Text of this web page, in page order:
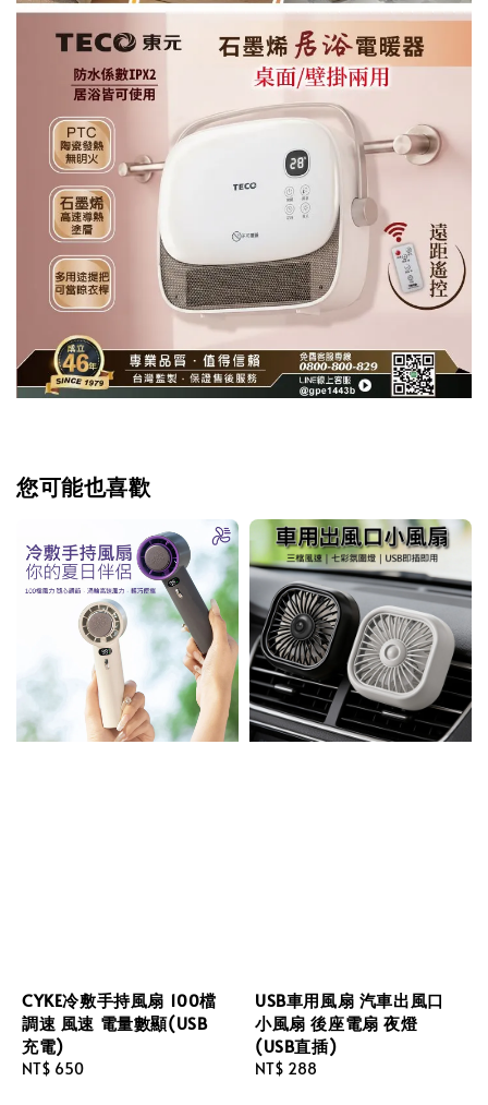
您可能也喜歡
CYKE冷敷手持風扇 100檔
調速 風速 電量數顯(USB
充電)
Regular
NT$ 650
USB車用風扇 汽車出風口
小風扇 後座電扇 夜燈
(USB直插)
Regular
NT$ 288